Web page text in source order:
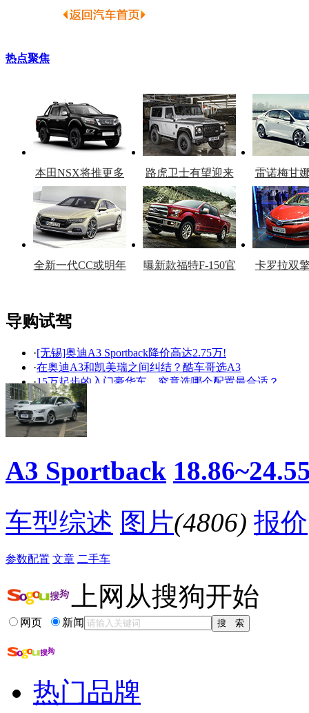
热点聚焦
本田NSX将推更多
车型
路虎卫士有望迎来
复产
雷诺梅甘
官
全新一代CC或明年
曝新款福特F-150官
卡罗拉双
看赛车宝贝争奇斗
艳
车模美腿爆乳无惧
走光
导购试驾
·[无锡]奥迪A3 Sportback降价高达2.75万!
·在奥迪A3和凯美瑞之间纠结？酷车哥选A3
·15万起步的入门豪华车，究竟选哪个配置最合适？
·今日推荐：奥迪A3首付3.7万元起
·[无锡]进口奥迪A3 Sportback最高降5.3万
·品质享受 紧凑级豪华车市场盘点
·据说A3和美女更配哦
· 这车神了，没人敢说中国人的脑洞不够大了！
·[无锡]奥迪A3 Sportback最高降价8.49万!
降价促销
A3 Sportback
车型综述 图片(4806) 报价
参数配置 文章 二手车
上网从搜狗开始
网页 新闻
热门品牌